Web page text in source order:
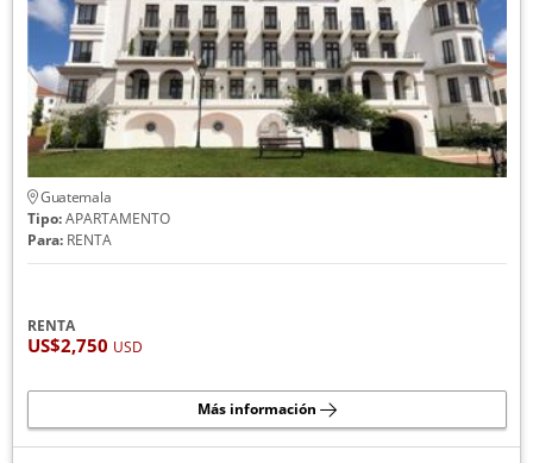
Guatemala
Tipo:APARTAMENTO
Para:RENTA
RENTA
US$2,750 USD
Más información